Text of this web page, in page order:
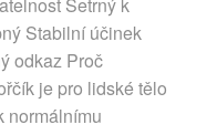
Stabilní účinek
odkaz Proč
je pro lidské tělo
normálnímu